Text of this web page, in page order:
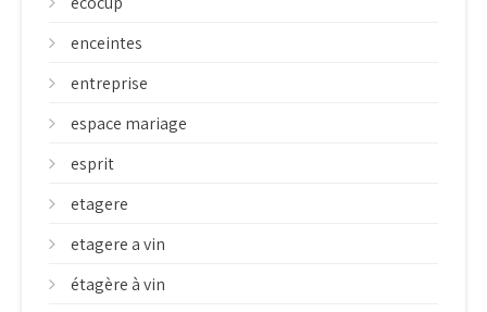
enceintes
entreprise
espace mariage
esprit
etagere
etagere a vin
étagère à vin